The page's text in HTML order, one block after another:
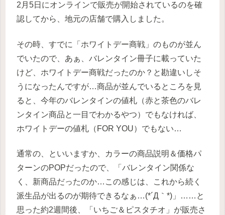
2月5日にオンラインで販売が開始されているのを確
認してから、地元の店舗で購入しました。
その時、すでに「ホワイトデー商戦」のものが並ん
でいたので、あぁ、バレンタイン冊子に載っていた
けど、ホワイトデー商戦だったのか？と勘違いしそ
うになったんですが…商品が並んでいるところを見
ると、今年のバレンタインの値札（赤と茶色のバレ
ンタイン商品と一目でわかるやつ）でもなければ、
ホワイトデーの値札（FOR YOU）でもない…
通常の、といいますか、カラーの商品説明＆価格パ
ターンのPOPだったので、「バレンタイン関係な
く、新商品だったのか…この感じは、これから続く
派生品が出るのが期待できるなぁ…(*´Д｀*)」……と
思った約2週間後、「いちご＆ピスタチオ」が販売さ